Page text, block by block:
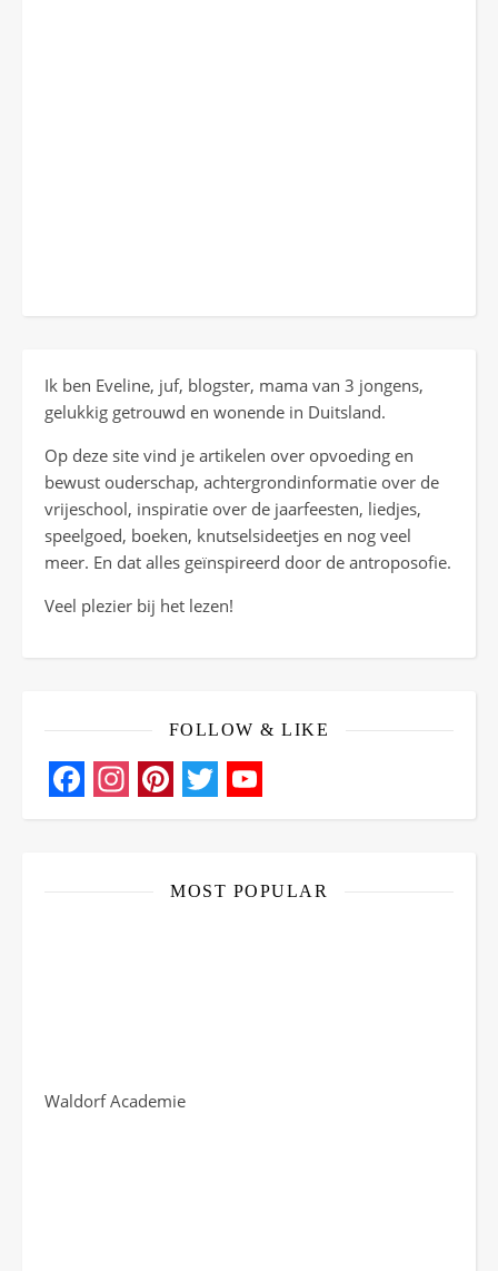
Ik ben Eveline, juf, blogster, mama van 3 jongens,
gelukkig getrouwd en wonende in Duitsland.
Op deze site vind je artikelen over opvoeding en
bewust ouderschap, achtergrondinformatie over de
vrijeschool, inspiratie over de jaarfeesten, liedjes,
speelgoed, boeken, knutselsideetjes en nog veel
meer. En dat alles geïnspireerd door de antroposofie.
Veel plezier bij het lezen!
FOLLOW & LIKE
Facebook
Instagram
Pinterest
Twitter
YouTube
MOST POPULAR
Waldorf Academie